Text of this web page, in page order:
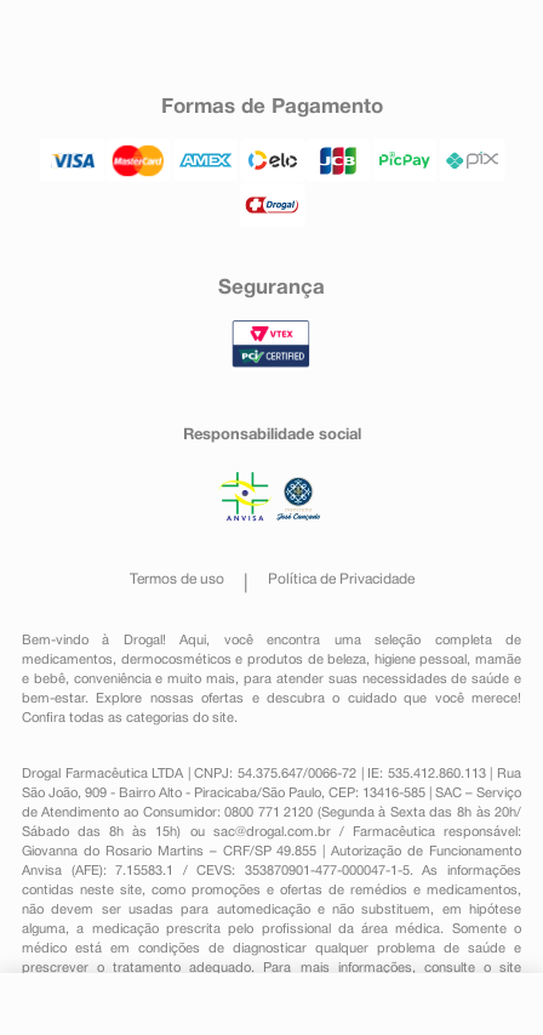
Formas de Pagamento
Segurança
Responsabilidade social
Termos de uso Política de Privacidade
Bem-vindo à Drogal! Aqui, você encontra uma seleção completa de
medicamentos , dermocosméticos e produtos de beleza, higiene pessoal ,mamãe
e bebê, conveniênciae muito mais, para atender suas necessidades de saúde e
bem-estar. Explore nossas ofertas e descubra o cuidado que você merece!
Confira todas as categorias do site.
Drogal Farmacêutica LTDA | CNPJ: 54.375.647/0066-72 | IE: 535.412.860.113 | Rua
São João, 909 - Bairro Alto - Piracicaba/São Paulo, CEP: 13416-585 | SAC – Serviço
de Atendimento ao Consumidor: 0800 771 2120 (Segunda à Sexta das 8h às 20h/
Sábado das 8h às 15h) ou sac@drogal.com.br/ Farmacêutica responsável:
Giovanna do Rosario Martins – CRF/SP 49.855 | Autorização de Funcionamento
Anvisa (AFE): 7.15583.1 / CEVS: 353870901-477-000047-1-5. As informações
contidas neste site, como promoções e ofertas de remédios e medicamentos,
não devem ser usadas para automedicação e não substituem, em hipótese
alguma, a medicação prescrita pelo profissional da área médica. Somente o
médico está em condições de diagnosticar qualquer problema de saúde e
prescrever o tratamento adequado. Para mais informações, consulte o site